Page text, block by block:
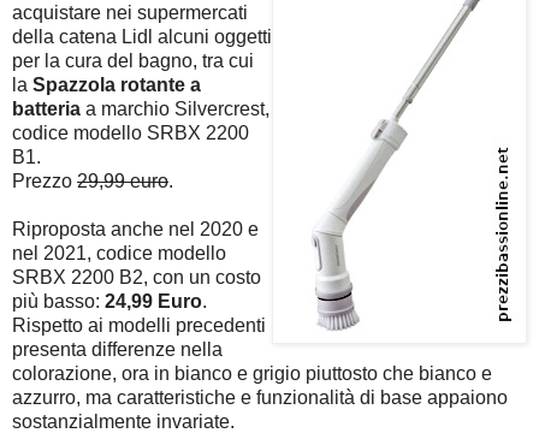
acquistare nei supermercati
della catena Lidl alcuni oggetti
per la cura del bagno, tra cui
la Spazzola rotante a
batteria a marchio Silvercrest,
codice modello SRBX 2200
B1.
Prezzo 29,99 euro.
Riproposta anche nel 2020 e
nel 2021, codice modello
SRBX 2200 B2, con un costo
più basso: 24,99 Euro.
Rispetto ai modelli precedenti
presenta differenze nella
colorazione, ora in bianco e grigio piuttosto che bianco e
azzurro, ma caratteristiche e funzionalità di base appaiono
sostanzialmente invariate.